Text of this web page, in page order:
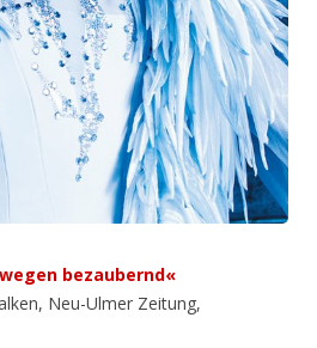
bezaubernd«
Neu-Ulmer Zeitung,